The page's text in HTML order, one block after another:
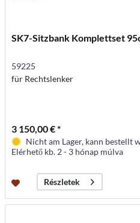
SK7-Sitzbank Komplettset
59225
für Rechtslenker
3 150,00 € *
Nicht am Lager, kann bestellt
Elérhető kb. 2 - 3 hónap múlva
Részletek